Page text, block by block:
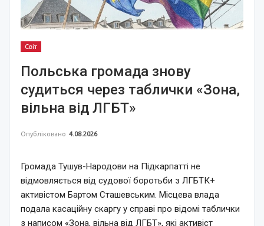
Світ
Польська громада знову
судиться через таблички «Зона,
вільна від ЛГБТ»
Опубліковано 4.08.2026
Громада Тушув-Народови на Підкарпатті не
відмовляється від судової боротьби з ЛГБТК+
активістом Бартом Сташевським. Місцева влада
подала касаційну скаргу у справі про відомі таблички
з написом «Зона, вільна від ЛГБТ», які активіст